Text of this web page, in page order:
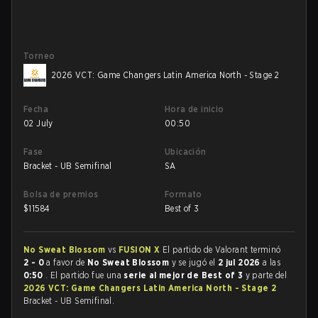
Torneo
2026 VCT: Game Changers Latin America North - Stage 2
Fecha
02 July
Hora de inicio
00:50
Fase
Bracket - UB Semifinal
Ubicación
SA
Bolsa de premios
$11584
Formato
Best of 3
No Sweat Blossom vs FUSION X El partido de Valorant terminó
2 - 0 a favor de No Sweat Blossom y se jugó el 2 jul 2026a las
0:50 . El partido fue una serie al mejor de Best of 3 y parte del
2026 VCT: Game Changers Latin America North - Stage 2
Bracket - UB Semifinal.